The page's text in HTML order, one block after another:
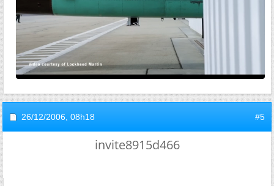
26/12/2006, 08h18 #5
invite8915d466